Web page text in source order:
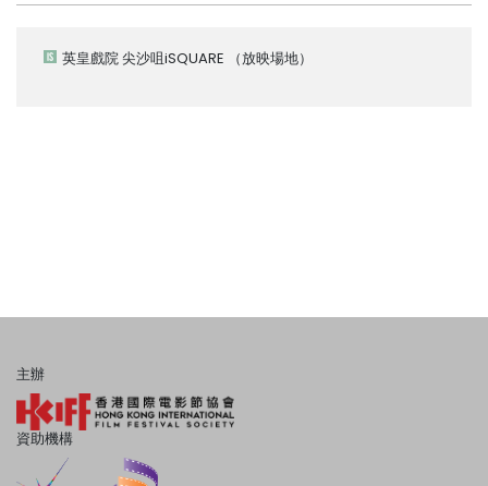
英皇戲院 尖沙咀iSQUARE （放映場地）
主辦
資助機構